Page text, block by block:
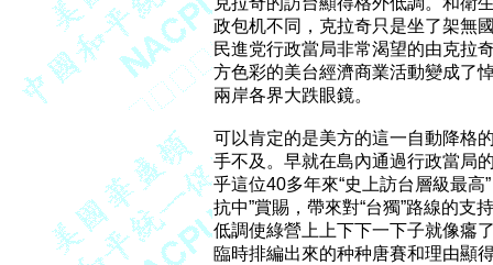
政包机不同，克拉奇只是坐了架無
民進党行政當局非常渴望的由克拉
方色彩的美台經濟商業活動變成了
兩岸各界大跌眼鏡。
可以肯定的是美方的這一自動降格
手不及。早就在島內通過行政當局
乎這位40多年來“史上訪台層級最高
抗中”賞賜，帶來對“台獨”路線的支
低調使綠營上上下下一下子就像癟
臨時排編出來的种种唐賽和理由顯